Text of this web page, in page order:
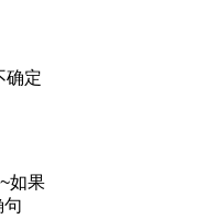
确定
如果
句